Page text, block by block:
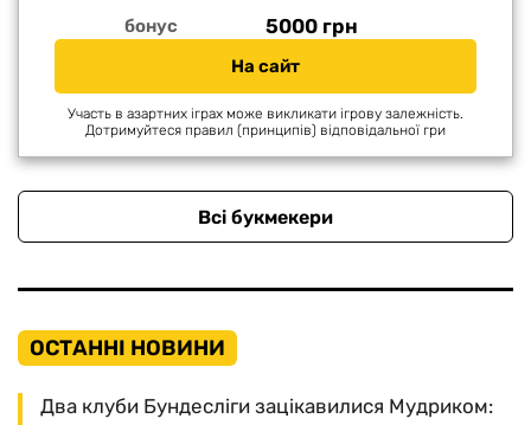
бонус 5000 грн
На сайт
Участь в азартних іграх може викликати ігрову залежність.
Дотримуйтеся правил (принципів) відповідальної гри
Всі букмекери
ОСТАННІ НОВИНИ
Два клуби Бундесліги зацікавилися Мудриком: